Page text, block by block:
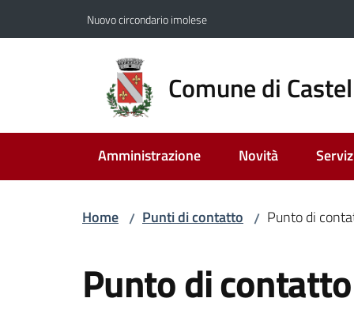
Nuovo circondario imolese
Comune di
Amministrazione Novità
Home / Punti di contatto / Punto di
Punto di